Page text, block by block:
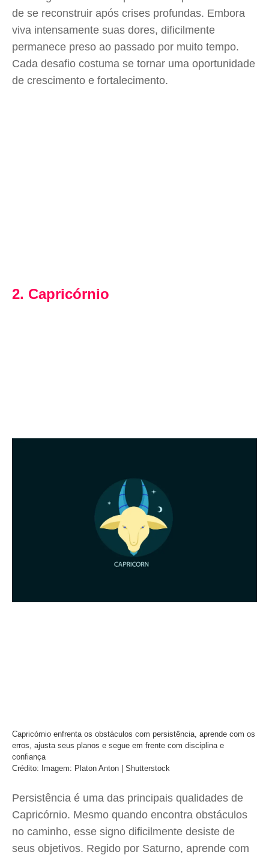
de se reconstruir após crises profundas. Embora
viva intensamente suas dores, dificilmente
permanece preso ao passado por muito tempo.
Cada desafio costuma se tornar uma oportunidade
de crescimento e fortalecimento.
2. Capricórnio
Capricórnio enfrenta os obstáculos com persistência, aprende com os
erros, ajusta seus planos e segue em frente com disciplina e
confiança
Crédito: Imagem: Platon Anton | Shutterstock
Persistência é uma das principais qualidades de
Capricórnio. Mesmo quando encontra obstáculos
no caminho, esse signo dificilmente desiste de
seus objetivos. Regido por Saturno, aprende com